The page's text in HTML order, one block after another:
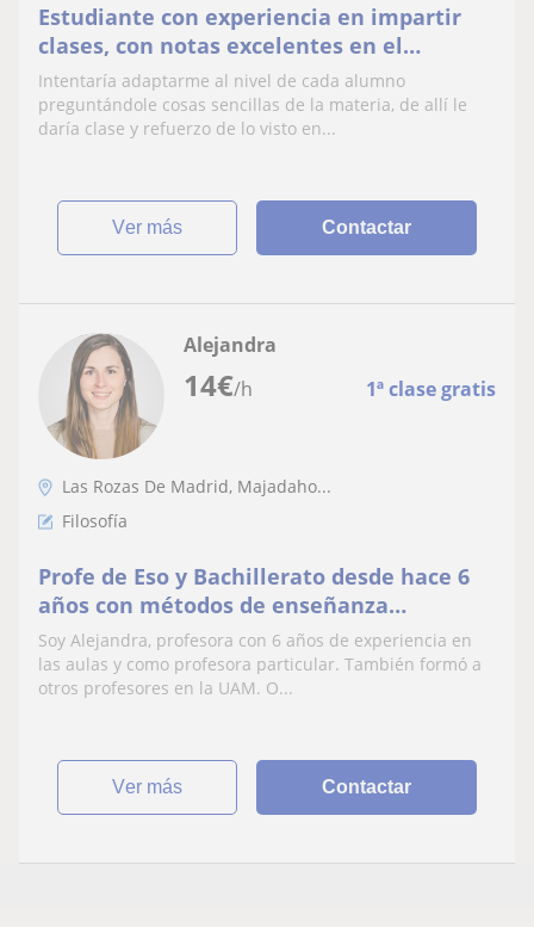
Estudiante con experiencia en impartir
clases, con notas excelentes en el
bachillerato en la materia de Filosofía y
griego.
Intentaría adaptarme al nivel de cada alumno
preguntándole cosas sencillas de la materia, de allí le
daría clase y refuerzo de lo visto en...
ver más Contactar
14€/h 1ª clase gratis
Alejandra
Las Rozas De Madrid, Majadaho...
Filosofía
Profe de Eso y Bachillerato desde hace 6
años con métodos de enseñanza
personalizados y enfoque en resultados.
Me adapto a ti
Soy Alejandra, profesora con 6 años de experiencia en
las aulas y como profesora particular. También formó a
otros profesores en la UAM. O...
ver más Contactar